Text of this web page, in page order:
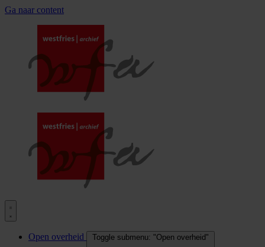
Ga naar content
Open overheid Toggle submenu: "Open overheid"